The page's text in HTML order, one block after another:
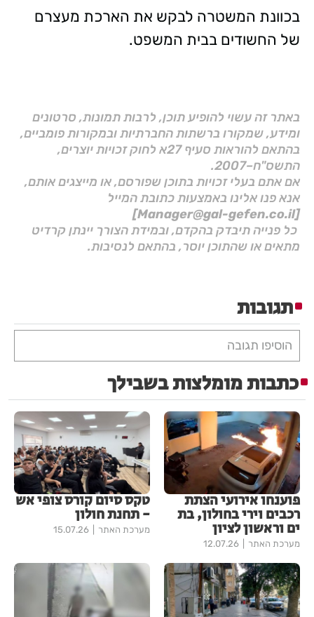
בכוונת המשטרה לבקש את הארכת מעצרם
של החשודים בבית המשפט.
באתר זה עשוי להופיע תוכן, לרבות תמונות, סרטונים
ומידע, שמקורו ברשתות החברתיות ובמקורות פומביים,
בהתאם להוראות סעיף 27א לחוק זכויות יוצרים,
התשס"ח–2007.
אם אתם בעלי זכויות בתוכן שפורסם, או מייצגים אותם,
אנא פנו אלינו באמצעות כתובת המייל
[Manager@gal-gefen.co.il]
כל פנייה תיבדק בהקדם, ובמידת הצורך יינתן קרדיט
מתאים או שהתוכן יוסר, בהתאם לנסיבות.
תגובות
הוסיפו תגובה
כתבות מומלצות בשבילך
פוענחו אירועי הצתת
רכבים וירי בחולון, בת
ים וראשון לציון
מערכת האתר 12.07.26
טקס סיום קורס צופי אש
- תחנת חולון
מערכת האתר 15.07.26